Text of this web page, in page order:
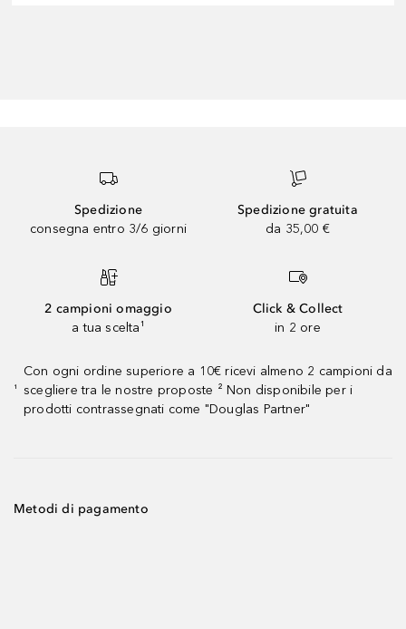
Spedizione
consegna entro 3/6 giorni
Spedizione gratuita
da 35,00 €
2 campioni omaggio
a tua scelta¹
Click & Collect
in 2 ore
¹
Con ogni ordine superiore a 10€ ricevi almeno 2 campioni da
scegliere tra le nostre proposte ² Non disponibile per i
prodotti contrassegnati come "Douglas Partner"
Metodi di pagamento